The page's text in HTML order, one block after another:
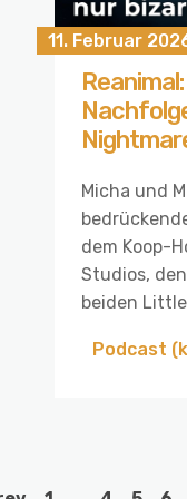
11. Februar
Micha und
dem Koop-
Studios,
beiden
Podcast